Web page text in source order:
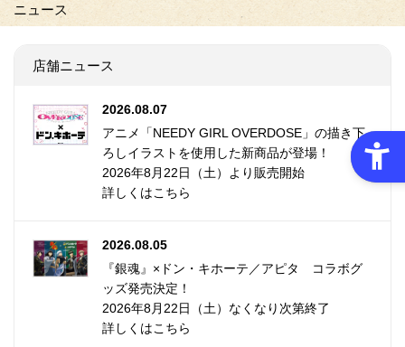
ニュース
店舗ニュース
2026.08.07
アニメ「NEEDY GIRL OVERDOSE」の描き下
ろしイラストを使用した新商品が登場！
2026年8月22日（土）より販売開始
詳しくはこちら
2026.08.05
『銀魂』×ドン・キホーテ／アピタ コラボグ
ッズ発売決定！
2026年8月22日（土）なくなり次第終了
詳しくはこちら